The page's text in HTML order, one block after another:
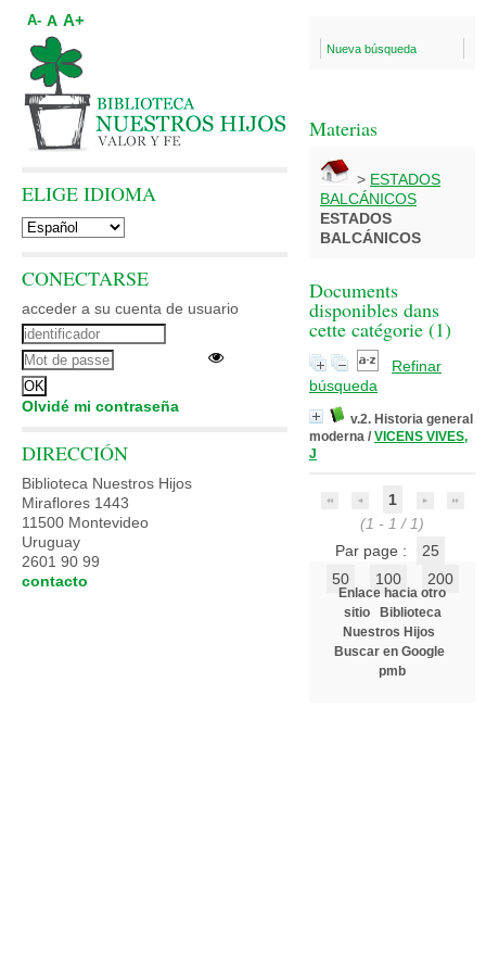
Nueva búsqueda
Materias
> ESTADOS
BALCÁNICOS
ESTADOS
BALCÁNICOS
Documents
disponibles dans
cette catégorie (1)
Refinar
búsqueda
v.2. Historia general
moderna / VICENS VIVES,
J
1
(1 - 1 / 1)
Par page :
25
50
100 200
Enlace hacia otro
sitio
Biblioteca
Nuestros Hijos
Buscar en Google
pmb
A- A A+
ELIGE IDIOMA
CONECTARSE
acceder a su cuenta de usuario
Olvidé mi contraseña
DIRECCIÓN
Biblioteca Nuestros Hijos
Miraflores 1443
11500 Montevideo
Uruguay
2601 90 99
contacto